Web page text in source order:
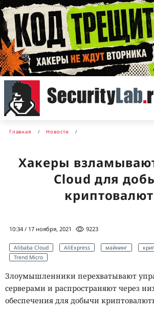
Главная Новости
Хакеры
Cloud для
10:34 / 17 ноября, 2021 9223
Alibaba Cloud AliExpress майнинг
Trend Micro
Злоумышленники перехватывают
серверами и распространяют через
обеспечения для добычи